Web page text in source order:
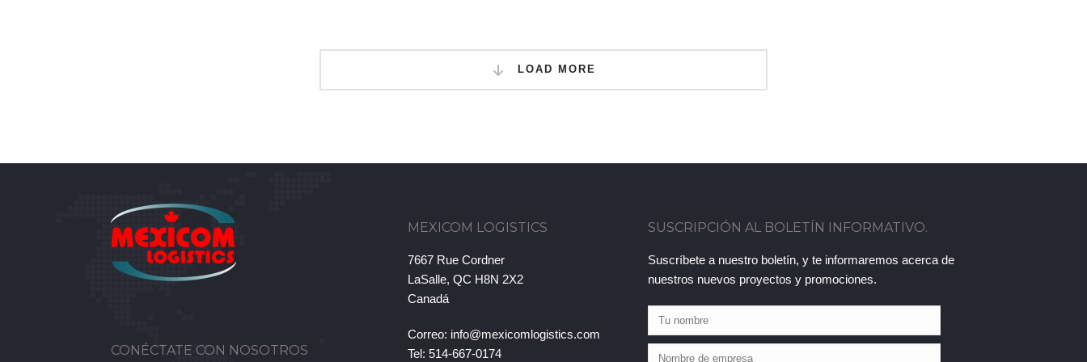
LOAD MORE
CONÉCTATE CON NOSOTROS
MEXICOM LOGISTICS
7667 Rue Cordner
LaSalle, QC H8N 2X2
Canadá
Correo: info@mexicomlogistics.com
Tel: 514-667-0174
SUSCRIPCIÓN AL BOLETÍN INFORMATIVO.
Suscríbete a nuestro boletín, y te informaremos acerca de
nuestros nuevos proyectos y promociones.